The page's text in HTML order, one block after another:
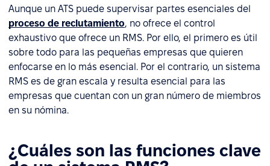
Aunque un ATS puede supervisar partes esenciales del
proceso de reclutamiento, no ofrece el control
exhaustivo que ofrece un RMS. Por ello, el primero es útil
sobre todo para las pequeñas empresas que quieren
enfocarse en lo más esencial. Por el contrario, un sistema
RMS es de gran escala y resulta esencial para las
empresas que cuentan con un gran número de miembros
en su nómina.
¿Cuáles son las funciones clave